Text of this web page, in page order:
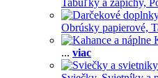
Tabuľky a zápichy,
Obrúsky papierové,
... viac